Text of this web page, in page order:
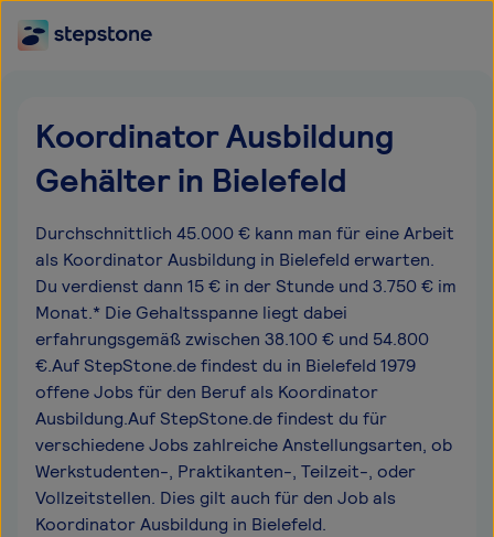
Koordinator Ausbildung
Gehälter in Bielefeld
Durchschnittlich 45.000 € kann man für eine Arbeit
als Koordinator Ausbildung in Bielefeld erwarten.
Du verdienst dann 15 € in der Stunde und 3.750 € im
Monat.* Die Gehaltsspanne liegt dabei
erfahrungsgemäß zwischen 38.100 € und 54.800
€.Auf StepStone.de findest du in Bielefeld 1979
offene Jobs für den Beruf als Koordinator
Ausbildung.Auf StepStone.de findest du für
verschiedene Jobs zahlreiche Anstellungsarten, ob
Werkstudenten-, Praktikanten-, Teilzeit-, oder
Vollzeitstellen. Dies gilt auch für den Job als
Koordinator Ausbildung in Bielefeld.